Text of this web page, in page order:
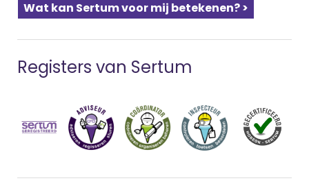
Wat kan Sertum voor mij betekenen? >
Registers van Sertum